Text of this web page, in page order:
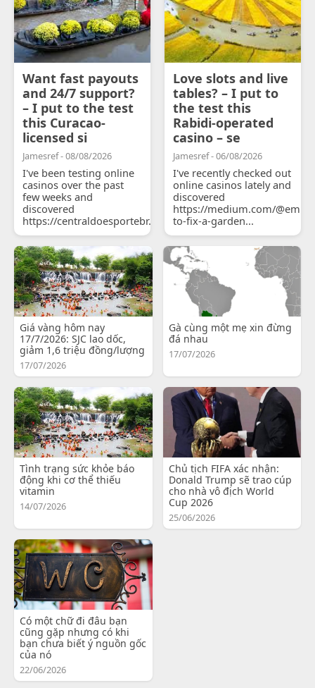
Want fast payouts
and 24/7 support?
– I put to the test
this Curacao-
licensed si
Jamesref - 08/08/2026
I've been testing online
casinos over the past
few weeks and
discovered
https://centraldoesportebr.substack.com/p/cucure...
Love slots and live
tables? – I put to
the test this
Rabidi-operated
casino – se
Jamesref - 06/08/2026
I've recently checked out
online casinos lately and
discovered
https://medium.com/
to-fix-a-garden...
Giá vàng hôm nay
17/7/2026: SJC lao dốc,
giảm 1,6 triệu đồng/lượng
17/07/2026
Gà cùng một mẹ xin đừng
đá nhau
17/07/2026
Tình trạng sức khỏe báo
động khi cơ thể thiếu
vitamin
14/07/2026
Chủ tịch FIFA xác nhận:
Donald Trump sẽ trao cúp
cho nhà vô địch World
Cup 2026
25/06/2026
Có một chữ đi đâu bạn
cũng gặp nhưng có khi
bạn chưa biết ý nguồn gốc
của nó
22/06/2026